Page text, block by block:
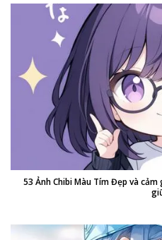
53 Ảnh Chibi Màu Tím Đẹp và